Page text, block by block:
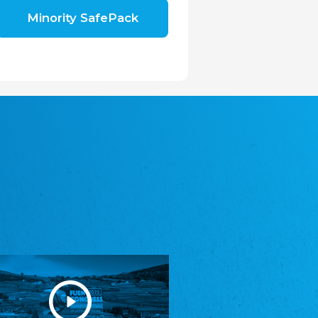
republice, z.s.
Landesversammlung der deutschen Vereine
Sydslesvigsk Forening e. V.
Südschleswigscher Verein
Youth of European Nationalities (YEN)
Jugend Europäischer Volksgruppen (JEV)
Minority SafePack